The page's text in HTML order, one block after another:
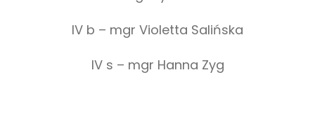
IV b – mgr Violetta Salińska
IV s – mgr Hanna Zyg